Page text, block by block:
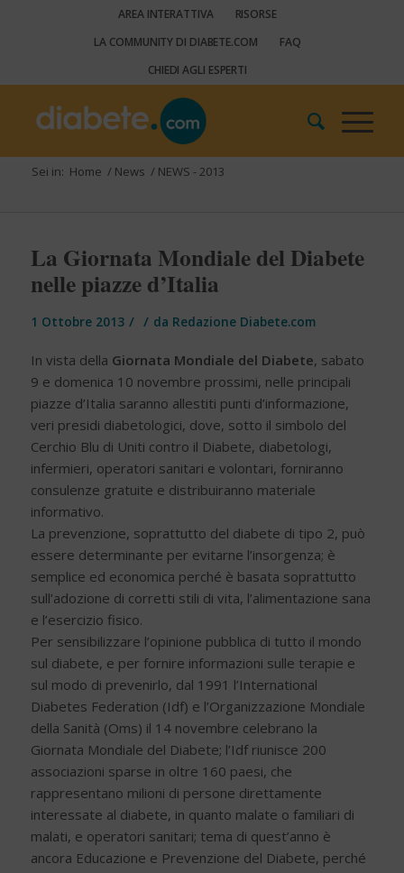
AREA INTERATTIVA
RISORSE
LA COMMUNITY DI DIABETE.COM
FAQ
CHIEDI AGLI ESPERTI
Sei in: Home / News / NEWS - 2013
La Giornata Mondiale del Diabete
nelle piazze d’Italia
1 Ottobre 2013 / / da Redazione Diabete.com
In vista della Giornata Mondiale del Diabete, sabato
9 e domenica 10 novembre prossimi, nelle principali
piazze d’Italia saranno allestiti punti d’informazione,
veri presidi diabetologici, dove, sotto il simbolo del
Cerchio Blu di Uniti contro il Diabete, diabetologi,
infermieri, operatori sanitari e volontari, forniranno
consulenze gratuite e distribuiranno materiale
informativo.
La prevenzione, soprattutto del diabete di tipo 2, può
essere determinante per evitarne l’insorgenza; è
semplice ed economica perché è basata soprattutto
sull’adozione di corretti stili di vita, l’alimentazione sana
e l’esercizio fisico.
Per sensibilizzare l’opinione pubblica di tutto il mondo
sul diabete, e per fornire informazioni sulle terapie e
sul modo di prevenirlo, dal 1991 l’International
Diabetes Federation (Idf) e l’Organizzazione Mondiale
della Sanità (Oms) il 14 novembre celebrano la
Giornata Mondiale del Diabete; l’Idf riunisce 200
associazioni sparse in oltre 160 paesi, che
rappresentano milioni di persone direttamente
interessate al diabete, in quanto malate o familiari di
malati, e operatori sanitari; tema di quest’anno è
ancora Educazione e Prevenzione del Diabete, perché